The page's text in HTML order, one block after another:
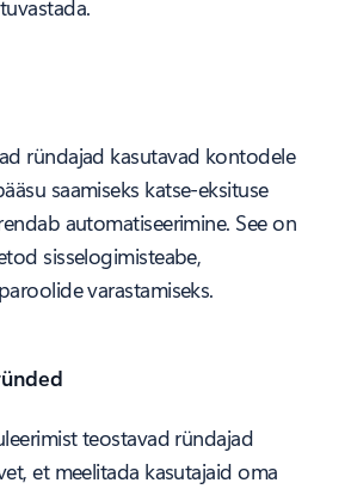
ründajad kasutavad kontodele
saamiseks katse-eksituse
automatiseerimine. See on
sisselogimisteabe,
varastamiseks.
teostavad ründajad
et meelitada kasutajaid oma